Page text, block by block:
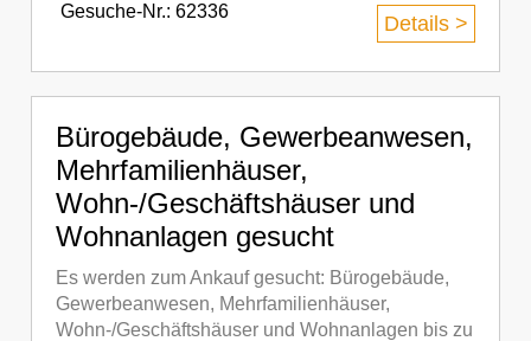
Gesuche-Nr.: 62336
Details >
Bürogebäude, Gewerbeanwesen,
Mehrfamilienhäuser,
Wohn-/Geschäftshäuser und
Wohnanlagen gesucht
Es werden zum Ankauf gesucht: Bürogebäude,
Gewerbeanwesen, Mehrfamilienhäuser,
Wohn-/Geschäftshäuser und Wohnanlagen bis zu